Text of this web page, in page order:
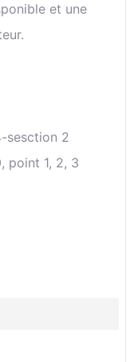
et une
sesction 2
point 1, 2, 3